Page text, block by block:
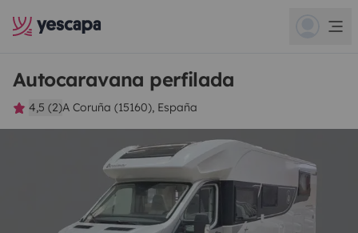
Autocaravana perfilada
4,5 (2)A Coruña (15160), España